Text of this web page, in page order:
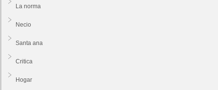
La norma
Necio
Santa ana
Critica
Hogar